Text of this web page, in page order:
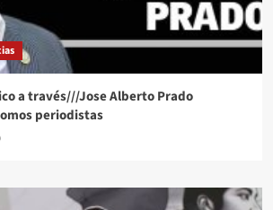
a través///Jose Alberto Prado
periodistas